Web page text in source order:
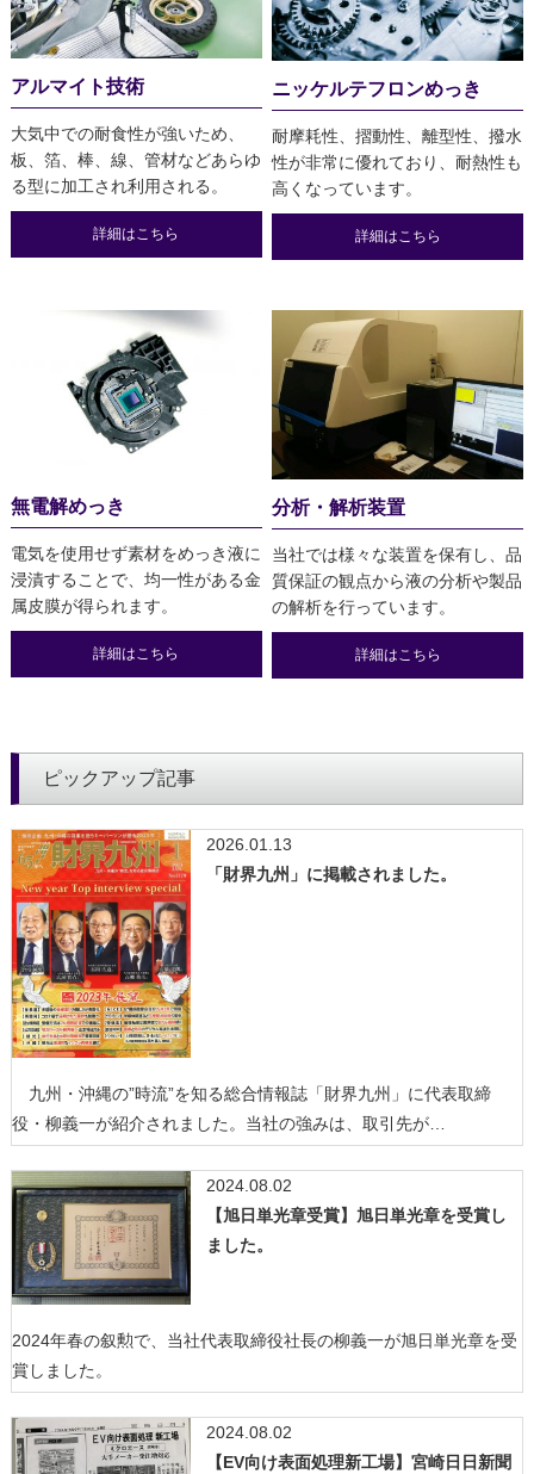
アルマイト技術
大気中での耐食性が強いため、
板、箔、棒、線、管材などあらゆ
る型に加工され利用される。
詳細はこちら
ニッケルテフロンめっき
耐摩耗性、摺動性、離型性、撥水
性が非常に優れており、耐熱性も
高くなっています。
詳細はこちら
無電解めっき
電気を使用せず素材をめっき液に
浸漬することで、均一性がある金
属皮膜が得られます。
詳細はこちら
分析・解析装置
当社では様々な装置を保有し、品
質保証の観点から液の分析や製品
の解析を行っています。
詳細はこちら
ピックアップ記事
2026.01.13
「財界九州」に掲載されました。
九州・沖縄の”時流”を知る総合情報誌「財界九州」に代表取締
役・柳義一が紹介されました。当社の強みは、取引先が…
2024.08.02
【旭日単光章受賞】旭日単光章を受賞し
ました。
2024年春の叙勲で、当社代表取締役社長の柳義一が旭日単光章を受
賞しました。
2024.08.02
【EV向け表面処理新工場】宮崎日日新聞